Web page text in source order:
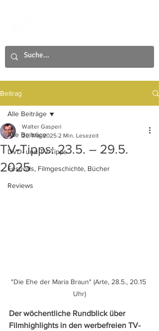
Beitrag
Alle Beiträge
DVD- und TV-Tipps
Festivals, Filmgeschichte, Bücher
Reviews
Alle Beiträge
TV-Tipps: 23.5. – 29.5.
2025
Walter Gasperi
20. Mai 2025 2 Min. Lesezeit
"Die Ehe der Maria Braun" (Arte, 28.5., 20.15
Uhr)
Der wöchentliche Rundblick über
Filmhighlights in den werbefreien TV-